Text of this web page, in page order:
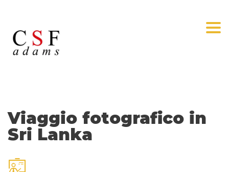
Viaggio fotografico in
Sri Lanka